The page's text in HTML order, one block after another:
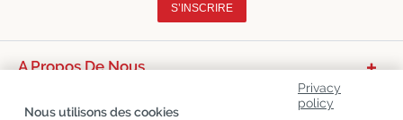
S’INSCRIRE
A Propos De Nous
Privacy
policy
Nous utilisons des cookies